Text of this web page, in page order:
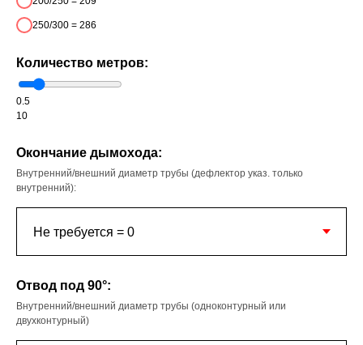
250/300 = 286
Количество метров:
0.5
10
Окончание дымохода:
Внутренний/внешний диаметр трубы (дефлектор указ. только
внутренний):
Отвод под 90°:
Внутренний/внешний диаметр трубы (одноконтурный или
двухконтурный)